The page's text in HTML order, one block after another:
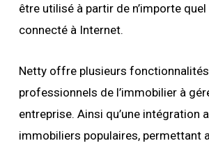
être utilisé à partir de n’importe quel
connecté à Internet.
Netty offre plusieurs
professionnels de l’immobilier à
entreprise. Ainsi qu’une intégration
immobiliers populaires, permettant